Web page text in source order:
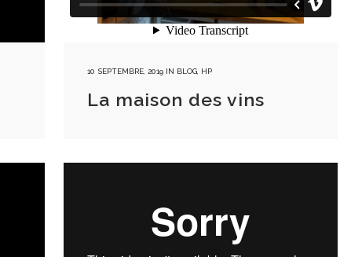
10 SEPTEMBRE, 2019 IN BLOG HP
La maison des vins